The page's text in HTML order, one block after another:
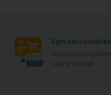
Egyszerű vásárlás